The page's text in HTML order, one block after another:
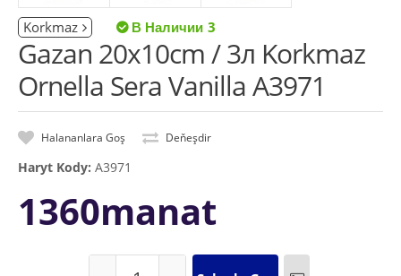
Korkmaz 3
Gazan 20x10cm / 3л Korkmaz
Ornella Sera Vanilla A3971
Halananlara Goş Deňeşdir
Haryt Kody: A3971
1360manat